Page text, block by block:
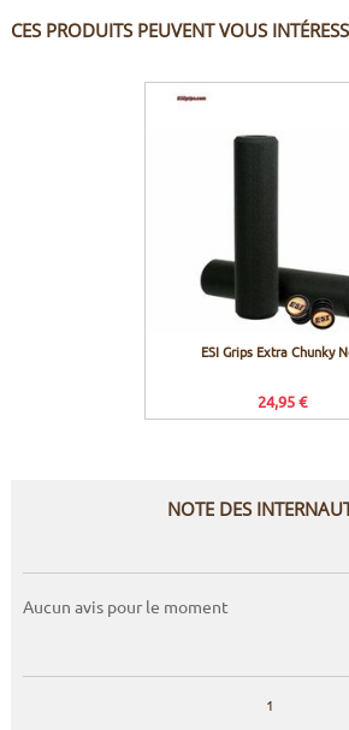
CES PRODUITS PEUVENT VOUS
ESI Grips Extra Chunky
24,95 €
NOTE DES
Aucun avis pour le moment
1